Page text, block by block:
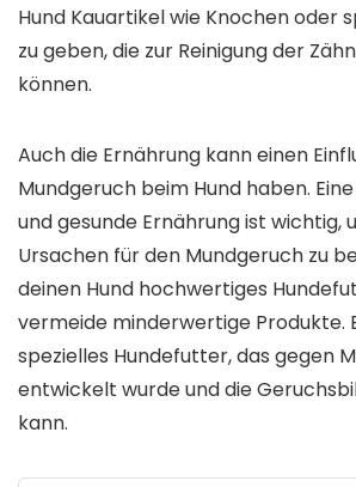
Hund Kauartikel wie Knochen oder
zu geben, die zur Reinigung der
können.
Auch die Ernährung kann einen
Mundgeruch beim Hund haben.
und gesunde Ernährung ist wichtig,
Ursachen für den Mundgeruch zu
deinen Hund hochwertiges
vermeide minderwertige Produkte.
spezielles Hundefutter, das gegen
entwickelt wurde und die
kann.